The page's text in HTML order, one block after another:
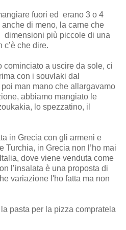
fuori ed erano 3 o 4
di meno, la carne che
dimensioni più piccole di una
c’è che dire.
cominciato a uscire da sole, ci
con i souvlaki dal
man mano che allargavamo
abbiamo mangiato le
lo spezzatino, il
in Grecia con gli armeni e
Turchia, in Grecia non l’ho mai
dove viene venduta come
l’insalata è una proposta di
variazione l'ho fatta ma non
pasta per la pizza compratela